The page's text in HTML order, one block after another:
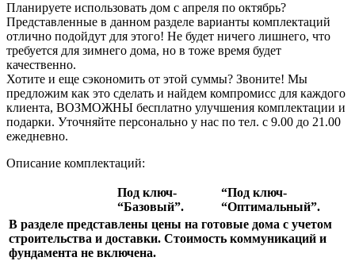
Планируете использовать дом с апреля по октябрь?
Представленные в данном разделе варианты комплектаций
отлично подойдут для этого! Не будет ничего лишнего, что
требуется для зимнего дома, но в тоже время будет
качественно.
Хотите и еще сэкономить от этой суммы? Звоните! Мы
предложим как это сделать и найдем компромисс для каждого
клиента, ВОЗМОЖНЫ бесплатно улучшения комплектации и
подарки. Уточняйте персонально у нас по тел. с 9.00 до 21.00
ежедневно.
Описание комплектаций:
Под ключ-
“Базовый”.
“Под ключ-
“Оптимальный”.
В разделе представлены цены на готовые дома с учетом
строительства и доставки. Стоимость коммуникаций и
фундамента не включена.